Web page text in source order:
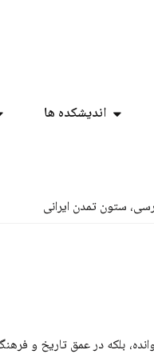
اندیشکده ها
ستون تمدن ایرانی
بلکه در عمق تاریخ و